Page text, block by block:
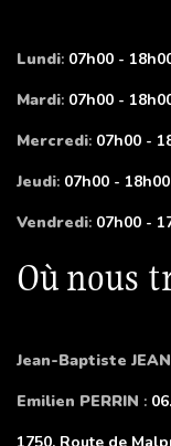
Lundi: 07h00 -
Mardi: 07h00 -
Mercredi: 07h00 -
Jeudi: 07h00 - 18h00
Vendredi: 07h00 -
Où nous
Jean-Baptiste
Emilien PERRIN :